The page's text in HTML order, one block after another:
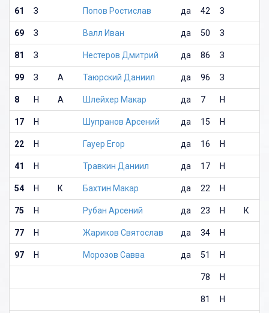
61 З Попов Ростислав да 42 З
69 З Валл Иван да 50 З
81 З Нестеров Дмитрий да 86 З
99 З А Таюрский Даниил да 96 З
8 Н А Шлейхер Макар да 7 Н
17 Н Шупранов Арсений да 15 Н
22 Н Гауер Егор да 16 Н
41 Н Травкин Даниил да 17 Н
54 Н К Бахтин Макар да 22 Н
75 Н Рубан Арсений да 23 Н К
77 Н Жариков Святослав да 34 Н
97 Н Морозов Савва да 51 Н
78 Н
81 Н